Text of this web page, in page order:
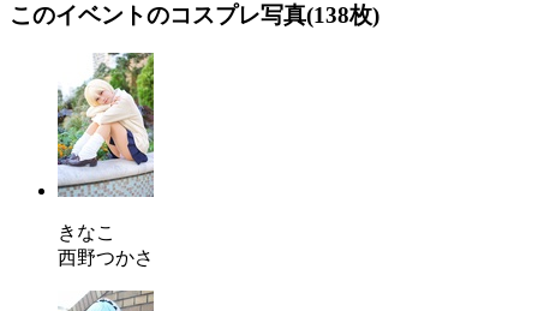
このイベントのコスプレ写真(138枚)
きなこ
西野つかさ